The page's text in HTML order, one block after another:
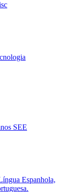
SEE
Espanhola,